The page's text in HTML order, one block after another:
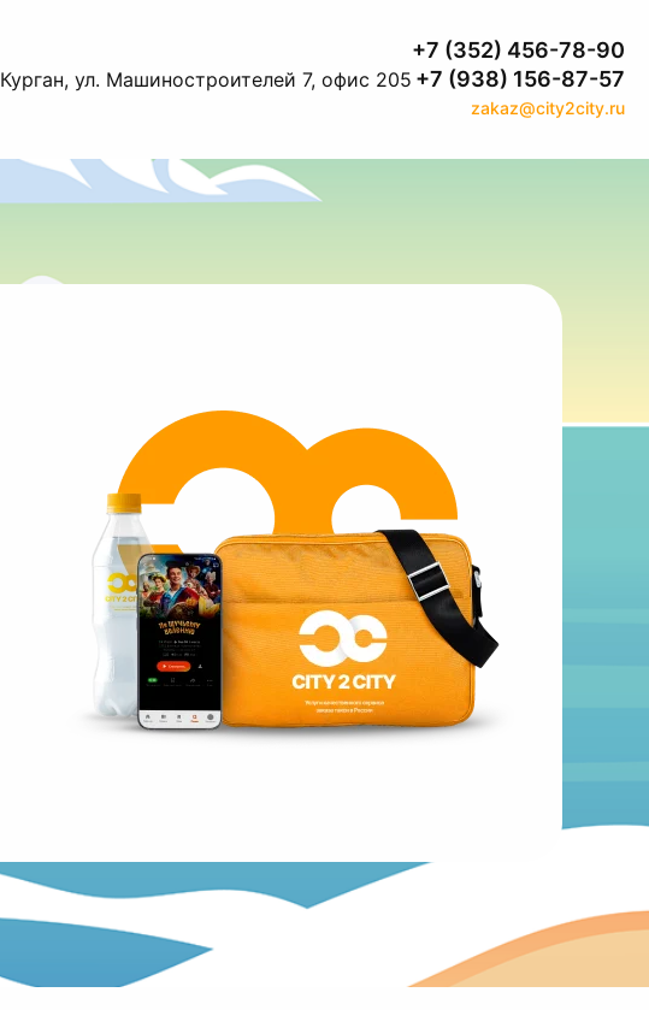
Курган, ул. Машиностроителей 7, офис 205
+7 (352) 456-78-90
+7 (938) 156-87-57
zakaz@city2city.ru